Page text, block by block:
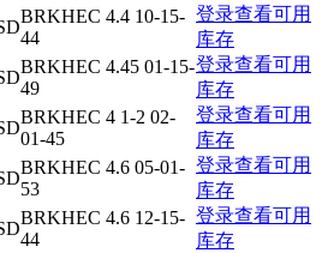
BRKHEC 4.4 10-15-
44
登录查看可用
库存
BRKHEC 4.45 01-15-
49
登录查看可用
库存
BRKHEC 4 1-2 02-
01-45
登录查看可用
库存
BRKHEC 4.6 05-01-
53
登录查看可用
库存
BRKHEC 4.6 12-15-
44
登录查看可用
库存